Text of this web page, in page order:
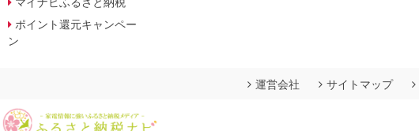
ポイント還元キャンペー
ン
運営会社 サイトマップ